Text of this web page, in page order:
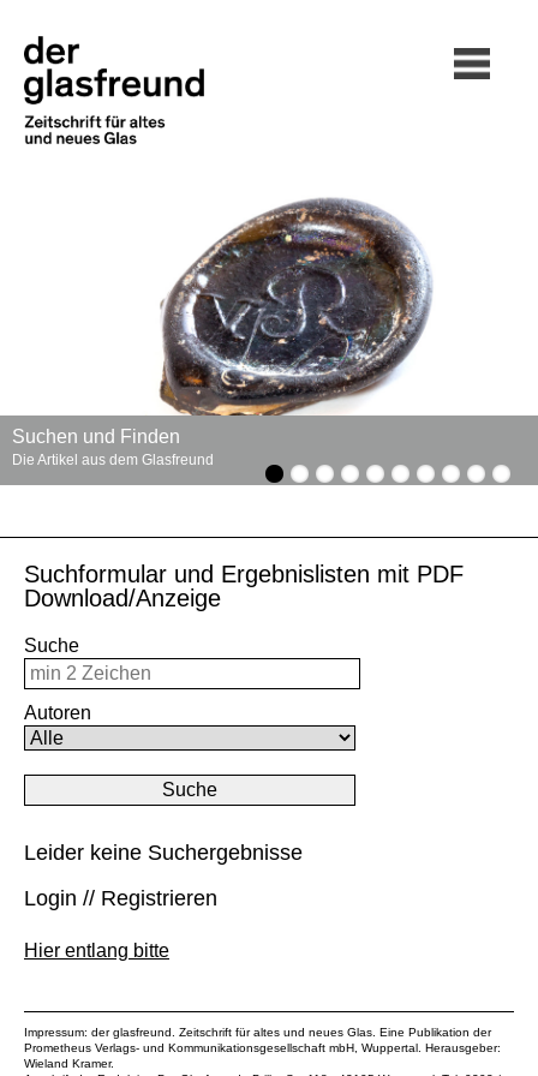
Suchen und Finden
Die Artikel aus dem Glasfreund
Suchformular und Ergebnislisten mit PDF
Download/Anzeige
Suche
Autoren
Leider keine Suchergebnisse
Login // Registrieren
Hier entlang bitte
Impressum: der glasfreund. Zeitschrift für altes und neues Glas. Eine Publikation der
Prometheus Verlags- und Kommunikationsgesellschaft mbH , Wuppertal. Herausgeber:
Wieland Kramer.